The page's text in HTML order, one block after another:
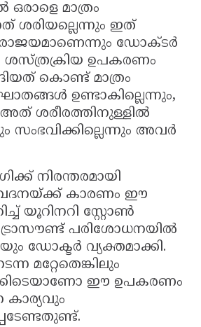
മാത്രം
ശരിയല്ലെന്നും ഇത്
പരാജയമാണെന്നും ഡോക്‌ടർ
ശസ്ത്രക്രിയ ഉപകരണം
കൊണ്ട് മാത്രം
ഉണ്ടാകില്ലെന്നും,
ശരീരത്തിനുള്ളിൽ
സംഭവിക്കില്ലെന്നും അവർ
നിരന്തരമായി
കാരണം ഈ
യൂറിനറി സ്റ്റോൺ
പരിശോധനയിൽ
ഡോക്ടർ വ്യക്തമാക്കി.
മറ്റേതെങ്കിലും
ഈ ഉപകരണം
കാര്യവും